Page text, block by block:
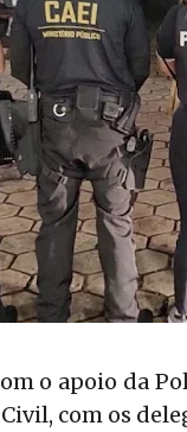
o apoio da
com os